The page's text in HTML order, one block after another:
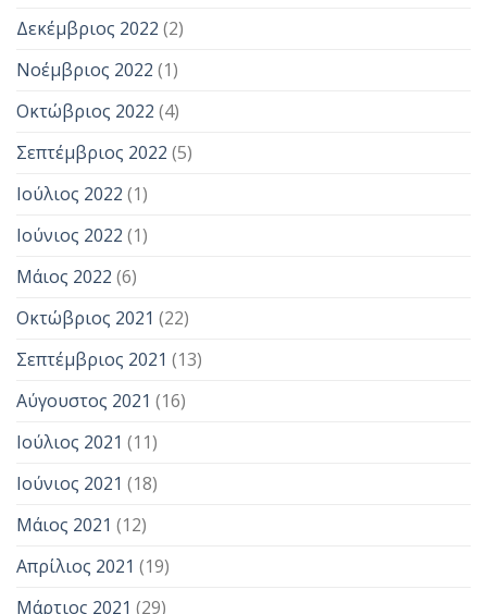
Δεκέμβριος 2022 (2)
Νοέμβριος 2022 (1)
Οκτώβριος 2022 (4)
Σεπτέμβριος 2022 (5)
Ιούλιος 2022 (1)
Ιούνιος 2022 (1)
Μάιος 2022 (6)
Οκτώβριος 2021 (22)
Σεπτέμβριος 2021 (13)
Αύγουστος 2021 (16)
Ιούλιος 2021 (11)
Ιούνιος 2021 (18)
Μάιος 2021 (12)
Απρίλιος 2021 (19)
Μάρτιος 2021 (29)